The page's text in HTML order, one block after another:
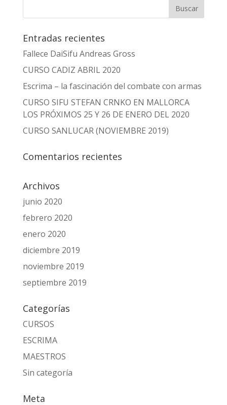
Entradas recientes
Fallece DaiSifu Andreas Gross
CURSO CADIZ ABRIL 2020
Escrima – la fascinación del combate con armas
CURSO SIFU STEFAN CRNKO EN MALLORCA
LOS PRÓXIMOS 25 Y 26 DE ENERO DEL 2020
CURSO SANLUCAR (NOVIEMBRE 2019)
Comentarios recientes
Archivos
junio 2020
febrero 2020
enero 2020
diciembre 2019
noviembre 2019
septiembre 2019
Categorías
CURSOS
ESCRIMA
MAESTROS
Sin categoría
Meta